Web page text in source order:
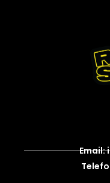
Email: